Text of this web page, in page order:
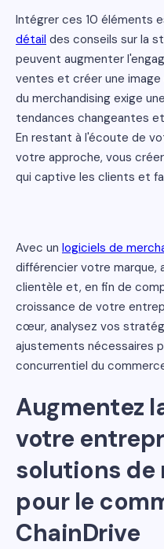
Intégrer ces 10 éléments
détail des conseils sur la
peuvent augmenter
ventes et créer une
du merchandising exige
tendances changeantes
En restant à l'écoute de
votre approche, vous
qui captive les clients et
Avec un logiciels de
différencier votre marque,
clientèle et, en fin de
croissance de votre
cœur, analysez vos
ajustements nécessaires
concurrentiel du
Augmentez
votre
solutions de
pour le
ChainDrive